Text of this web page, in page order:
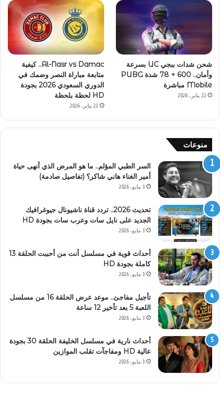
شحن شدات ببجي UC بسرعة
وأمان.. 600 + 78 شدة PUBG
Mobile مباشرة
22 يناير، 2026
Al-Nasr vs Damac.. كيفية
متابعة مباراة النصر وضمك في
الدوري السعودي 2026 بجودة
HD لحظة بلحظة
21 يناير، 2026
منوعات
السر الطبي المؤلم.. ما هو المرض الذي أنهى حياة
أمير الغناء هاني شاكر؟ (تفاصيل صادمة)
3 مايو، 2026
تحديث 2026.. تردد قناة ناشيونال جيوغرافيك
الجديد على نايل سات وعرب سات بجودة HD
3 مايو، 2026
أحداث قوية في مسلسل أنت من أحببت الحلقة 13
كاملة بجودة HD
3 مايو، 2026
تأجيل مفاجئ.. موعد عرض الحلقة 16 من مسلسل
اللعبة 5 بعد تأخير 12 ساعة
3 مايو، 2026
أحداث نارية في مسلسل الخليفة الحلقة 30 بجودة
عالية HD ومفاجآت تقلب الموازين
3 مايو، 2026